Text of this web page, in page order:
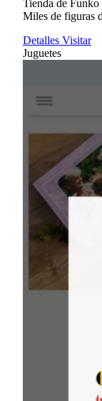
Tienda de
Miles de figuras
Detalles Visitar
Juguetes